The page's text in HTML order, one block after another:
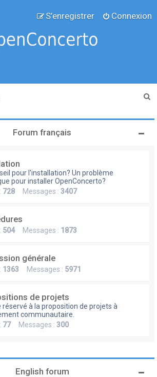
Connexion
S’enregistrer
Forum français
pour l'installation? Un problème
pour installer OpenConcerto?
728 Messages : 3407
504Messages : 1873
générale
1363 Messages : 5971
de projets
réservé à la proposition de projets à
communautaire.
77Messages : 300
English forum